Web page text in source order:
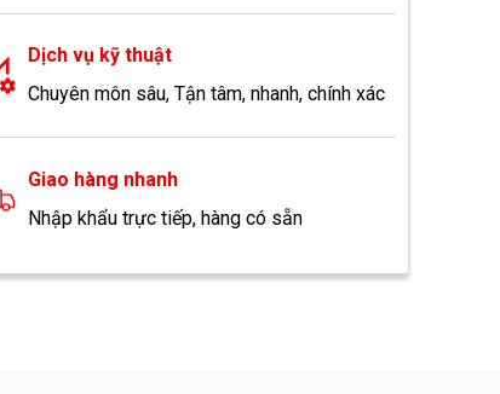
Dịch vụ kỹ thuật
Chuyên môn sâu, Tận tâm, nhanh, chính xác
Giao hàng nhanh
Nhập khẩu trực tiếp, hàng có sẵn